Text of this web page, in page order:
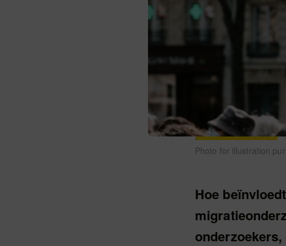
Photo for illustration
Hoe